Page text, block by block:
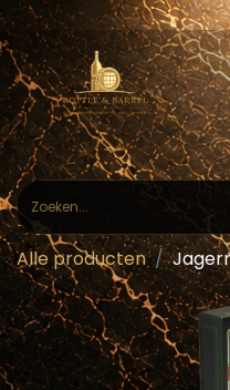
Alle producten